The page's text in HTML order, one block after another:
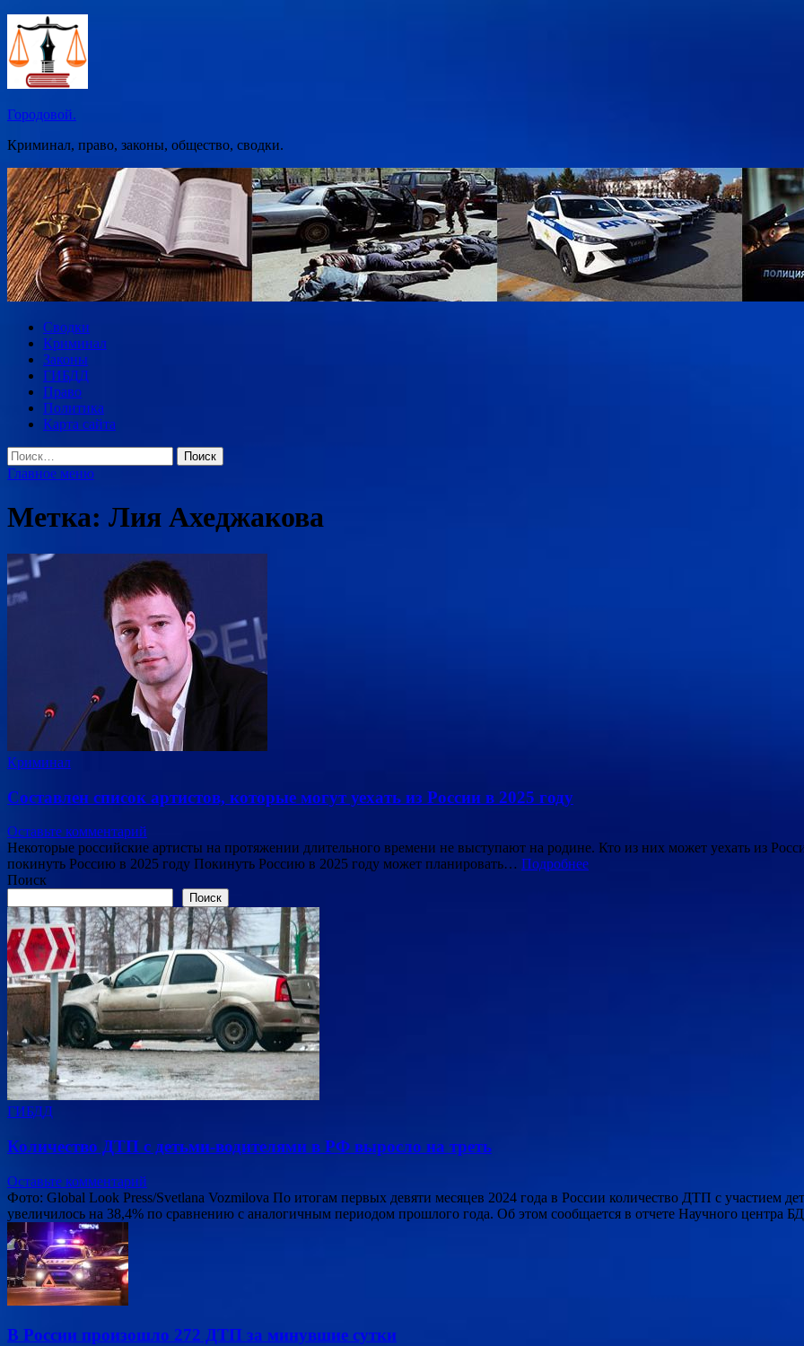
Перейти
содержимому
Городовой.
Криминал, право, законы, общество, сводки.
Сводки
Криминал
Законы
ГИБДД
Право
Политика
Карта сайта
Найти:
Главное меню
Метка: Лия Ахеджакова
Криминал
Составлен список артистов, которые могут уехать из России в 2025 году
Оставьте комментарий
Некоторые российские артисты на протяжении длительного времени не выступают на родине. Кто из них может уехать из
покинуть Россию в 2025 году Покинуть Россию в 2025 году может планировать… Подробнее
Поиск
Поиск
ГИБДД
Количество ДТП с детьми-водителями в РФ выросло на треть
Оставьте комментарий
Фото: Global Look Press/Svetlana Vozmilova По итогам первых девяти месяцев 2024 года в России количество ДТП с участием
увеличилось на 38,4% по сравнению с аналогичным периодом прошлого года. Об этом сообщается в отчете Научного центра
В России произошло 272 ДТП за минувшие сутки